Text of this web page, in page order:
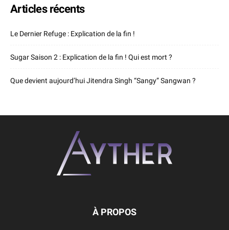
Articles récents
Le Dernier Refuge : Explication de la fin !
Sugar Saison 2 : Explication de la fin ! Qui est mort ?
Que devient aujourd’hui Jitendra Singh “Sangy” Sangwan ?
À PROPOS